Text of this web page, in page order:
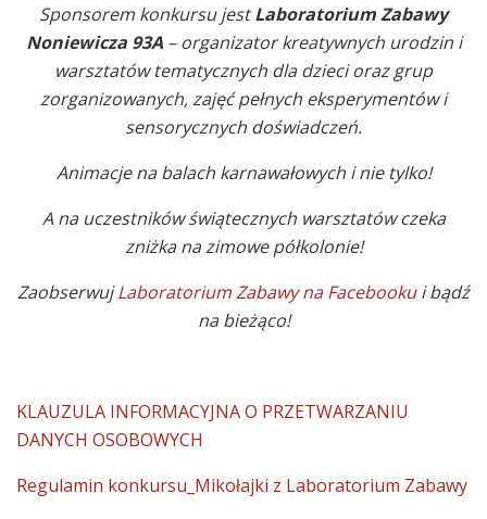
Sponsorem konkursu jestLaboratorium Zabawy
Noniewicza 93A– organizator kreatywnych urodzin i
warsztatów tematycznych dla dzieci oraz grup
zorganizowanych, zajęć pełnych eksperymentów i
sensorycznych doświadczeń.
Animacje na balach karnawałowych i nie tylko!
A na uczestników świątecznych warsztatów czeka
zniżka na zimowe półkolonie!
ZaobserwujLaboratorium Zabawy na Facebookui bądź
na bieżąco!
KLAUZULA INFORMACYJNA O PRZETWARZANIU
DANYCH OSOBOWYCH
Regulamin konkursu_Mikołajki z Laboratorium Zabawy